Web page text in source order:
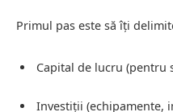
Primul pas este să îți
Capital de lucru (pentru
Investiții (echipamente,